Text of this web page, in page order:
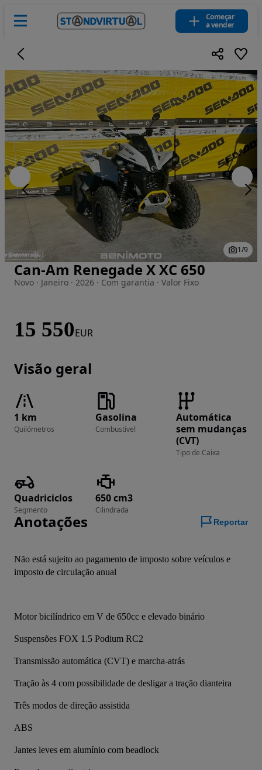
Começar
a vender
Imagem 1 de 9
1/9
Can-Am Renegade X XC 650
Novo · Janeiro · 2026 · Com garantia · Valor Fixo
15 550EUR
Visão geral
1 km
Quilómetros
Gasolina
Combustível
Automática
sem mudanças
(CVT)
Tipo de Caixa
Quadriciclos
Segmento
650 cm3
Cilindrada
Anotações Reportar
Não está sujeito ao pagamento de imposto sobre veículos e
imposto de circulação anual
Motor bicilíndrico em V de 650cc e elevado binário
Suspensões FOX 1.5 Podium RC2
Transmissão automática (CVT) e marcha-atrás
Tração às 4 com possibilidade de desligar a tração dianteira
Três modos de direção assistida
ABS
Jantes leves em alumínio com beadlock